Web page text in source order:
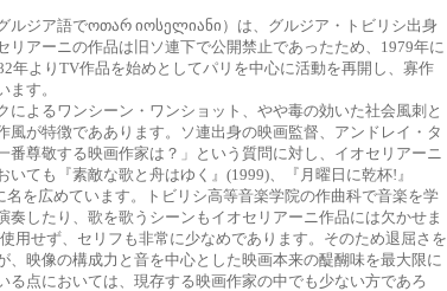
ルジア語でოთარ იოსელიანი）は、グルジア・トビリシ出身
リアーニの作品は旧ソ連下で公開禁止であったため、1979年に
年よりTV作品を始めとしてパリを中心に活動を再開し、寡作
す。
によるワンシーン・ワンショット、やや毒の効いた社会風刺と
風が特徴でああります。ソ連出身の映画監督、アンドレイ・タ
番尊敬する映画作家は？」という質問に対し、イオセリアーニ
ても『素敵な歌と舟はゆく』(1999)、『月曜日に乾杯!』
名を広めています。トビリシ高等音楽学院の作曲科で音楽を学
奏したり、歌を歌うシーンもイオセリアーニ作品には欠かせま
用せず、セリフも非常に少なめであります。そのため退屈さを
、映像の構成力と音を中心とした映画本来の醍醐味を最大限に
る点においては、現存する映画作家の中でも少ない方であろ